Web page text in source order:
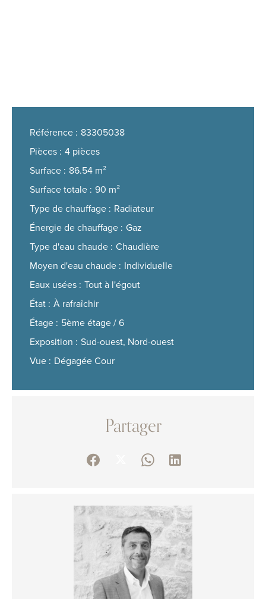
Référence
83305038
Pièces
4 pièces
Surface
86.54 m²
Surface totale
90 m²
Type de chauffage
Radiateur
Énergie de chauffage
Gaz
Type d'eau chaude
Chaudière
Moyen d'eau chaude
Individuelle
Eaux usées
Tout à l'égout
État
À rafraîchir
Étage
5ème étage / 6
Exposition
Sud-ouest, Nord-ouest
Vue
Dégagée Cour
Partager